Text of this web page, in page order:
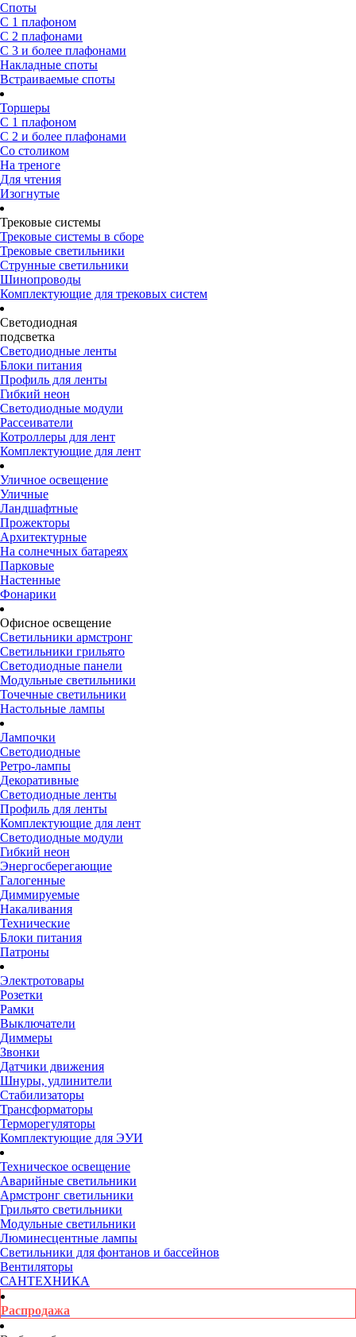
Споты
С 1 плафоном
С 2 плафонами
С 3 и более плафонами
Накладные споты
Встраиваемые споты
Торшеры
С 1 плафоном
С 2 и более плафонами
Со столиком
На треноге
Для чтения
Изогнутые
Трековые системы
Трековые системы в сборе
Трековые светильники
Струнные светильники
Шинопроводы
Комплектующие для трековых систем
Светодиодная
подсветка
Светодиодные ленты
Блоки питания
Профиль для ленты
Гибкий неон
Светодиодные модули
Рассеиватели
Котроллеры для лент
Комплектующие для лент
Уличное освещение
Уличные
Ландшафтные
Прожекторы
Архитектурные
На солнечных батареях
Парковые
Настенные
Фонарики
Офисное освещение
Светильники армстронг
Светильники грильято
Светодиодные панели
Модульные светильники
Точечные светильники
Настольные лампы
Лампочки
Светодиодные
Ретро-лампы
Декоративные
Светодиодные ленты
Профиль для ленты
Комплектующие для лент
Светодиодные модули
Гибкий неон
Энергосберегающие
Галогенные
Диммируемые
Накаливания
Технические
Блоки питания
Патроны
Электротовары
Розетки
Рамки
Выключатели
Диммеры
Звонки
Датчики движения
Шнуры, удлинители
Стабилизаторы
Трансформаторы
Терморегуляторы
Комплектующие для ЭУИ
Техническое освещение
Аварийные светильники
Армстронг светильники
Грильято светильники
Модульные светильники
Люминесцентные лампы
Светильники для фонтанов и бассейнов
Вентиляторы
САНТЕХНИКА
Распродажа